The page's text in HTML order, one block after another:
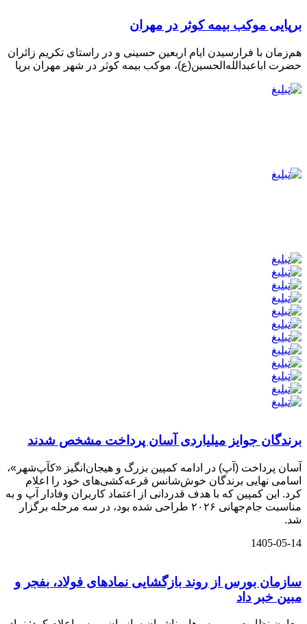
برپایی موکب بیمه کوثر در مهران
هم‌زمان با فرارسیدن ایام اربعین حسینی و در راستای تکریم زائران
حضرت اباعبدالله‌الحسین(ع)، موکب بیمه کوثر در شهر مهران برپا
برندگان جوایز میلیاردی آسان پرداخت مشخص شدند
آسان‌ پرداخت (آپ) در ادامه کمپین بزرگ و هیجان‌انگیز «کآپ‌شهر»،
اسامی نهایی برندگان خوش‌شانس قرعه‌کشی‌های خود را اعلام
کرد. این کمپین که با هدف قدردانی از اعتماد کاربران وفادار آپ و به
مناسبت جام‌جهانی ۲۰۲۶ طراحی شده بود، در سه مرحله برگزار
شد.
1405-05-14
سازمان بورس از روند بازگشایی نمادهای فولاد، بفجر و
مبین خبر داد